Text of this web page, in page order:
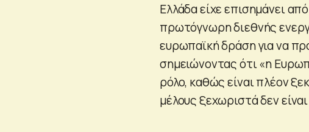
Ελλάδα είχε επισημάνει
πρωτόγνωρη διεθνής
ευρωπαϊκή δράση για να
σημειώνοντας ότι «η
ρόλο, καθώς είναι πλέον
μέλους ξεχωριστά δεν